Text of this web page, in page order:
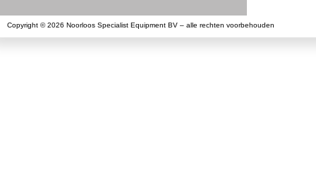
Copyright © 2026 Noorloos Specialist Equipment BV – alle rechten voorbehouden